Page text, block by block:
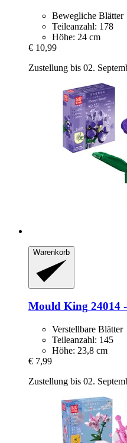
Bewegliche Blätter
Teileanzahl: 178
Höhe: 24 cm
€ 10,99
Zustellung bis 02.
Warenkorb
Mould King 24014
Verstellbare Blätter
Teileanzahl: 145
Höhe: 23,8 cm
€ 7,99
Zustellung bis 02.